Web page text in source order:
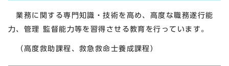
業務に関する専門知識・技術を高め、高度な職務遂行能
力、管理 監督能力等を習得させる教育を行っています。
（高度救助課程、救急救命士養成課程）